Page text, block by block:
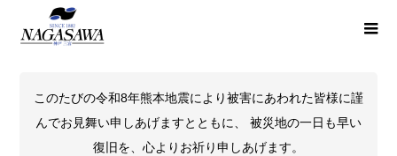
このたびの令和8年熊本地震により被害にあわれた皆様に謹
んでお見舞い申しあげますとともに、 被災地の一日も早い
復旧を、心よりお祈り申しあげます。